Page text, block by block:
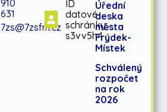
910
631
7zs@7zsfm.cz
ID
datové
schránky:
s3vv5h4
Úřední
deska
města
Frýdek-
Místek
Schválený
rozpočet
na rok
2026